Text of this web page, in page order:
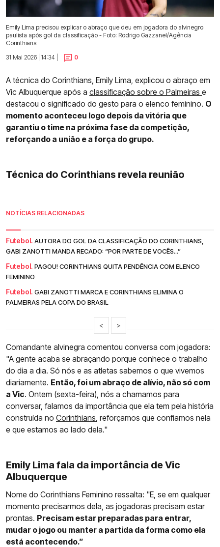
Emily Lima precisou explicar o abraço que deu em jogadora do alvinegro
paulista após gol da classificação - Foto: Rodrigo Gazzanel/Agência
Corinthians
31 Mai 2026 | 14:34 |
0
A técnica do Corinthians, Emily Lima, explicou o abraço em
Vic Albuquerque após a classificação sobre o Palmeiras e
destacou o significado do gesto para o elenco feminino. O
momento aconteceu logo depois da vitória que
garantiu o time na próxima fase da competição,
reforçando a união e a força do grupo.
Técnica do Corinthians revela reunião
NOTÍCIAS RELACIONADAS
Futebol. AUTORA DO GOL DA CLASSIFICAÇÃO DO CORINTHIANS,
GABI ZANOTTI MANDA RECADO: “POR PARTE DE VOCÊS...”
Futebol. PAGOU! CORINTHIANS QUITA PENDÊNCIA COM ELENCO
FEMININO
Futebol. GABI ZANOTTI MARCA E CORINTHIANS ELIMINA O
PALMEIRAS PELA COPA DO BRASIL
< >
Comandante alvinegra comentou conversa com jogadora:
"A gente acaba se abraçando porque conhece o trabalho
do dia a dia. Só nós e as atletas sabemos o que vivemos
diariamente. Então, foi um abraço de alívio, não só com
a Vic. Ontem (sexta-feira), nós a chamamos para
conversar, falamos da importância que ela tem pela história
construída no Corinthians , reforçamos que confiamos nela
e que estamos ao lado dela."
Emily Lima fala da importância de Vic
Albuquerque
Nome do Corinthians Feminino ressalta: "E, se em qualquer
momento precisarmos dela, as jogadoras precisam estar
prontas. Precisam estar preparadas para entrar,
mudar o jogo ou manter a partida da forma como ela
está acontecendo.”